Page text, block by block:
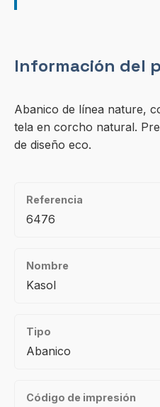
Información del
Abanico de línea nature,
tela en corcho natural.
de diseño eco.
Referencia
6476
Nombre
Kasol
Tipo
Abanico
Código de impresión